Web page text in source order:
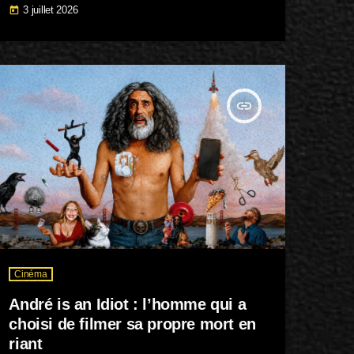
enquête feutrée, élégante et très littéraire, où le
polar se joue moins dans l’action que dans les
silences, les regards et les secrets de famille Le
choix […]
today 3 juillet 2026
insert_link
Cinéma
André is an Idiot : l’homme qui a
choisi de filmer sa propre mort en
riant